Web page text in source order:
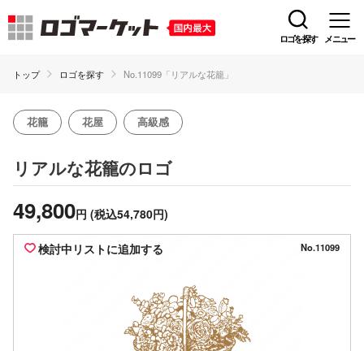
ロゴを探す メニュー
トップ ロゴを探す No.11099「リアルな花籠」
花籠 花屋 高級感
リアルな花籠のロゴ
49,800円 (税込54,780円)
検討中リストに追加する No.11099